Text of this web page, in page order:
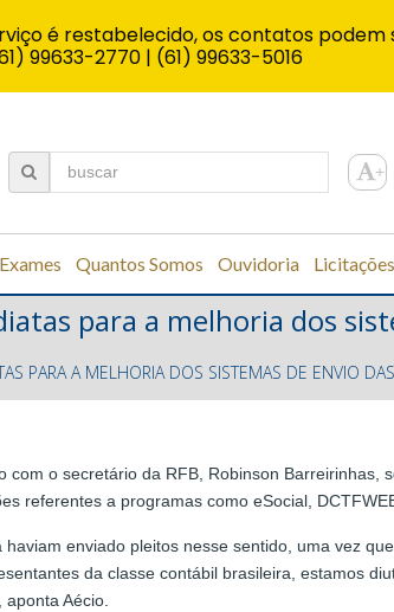
Exames Quantos Somos Ouvidoria Licitações
para a melhoria dos
PARA A MELHORIA DOS SISTEMAS DE ENVIO
o secretário da RFB, Robinson Barreirinhas,
referentes a programas como eSocial,
enviado pleitos nesse sentido, uma vez
da classe contábil brasileira, estamos
aponta Aécio.
é restabelecido, os contatos podem
99633-2770 | (61) 99633-5016